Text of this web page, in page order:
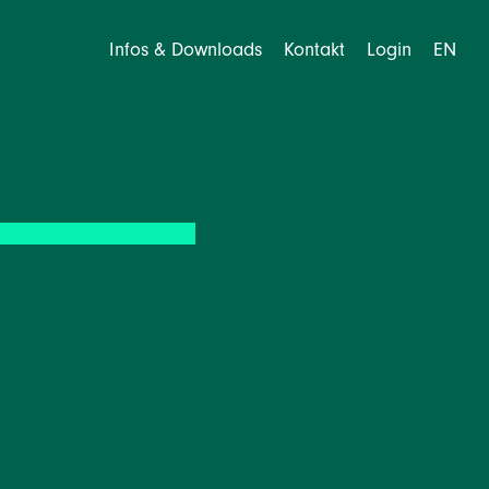
Infos & Downloads Kontakt Login EN